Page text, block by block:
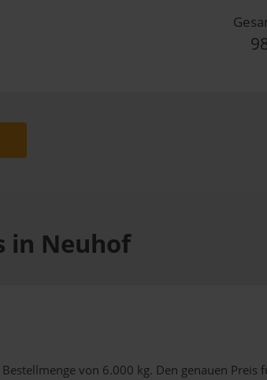
in Neuhof
von 6.000 kg. Den genauen Preis